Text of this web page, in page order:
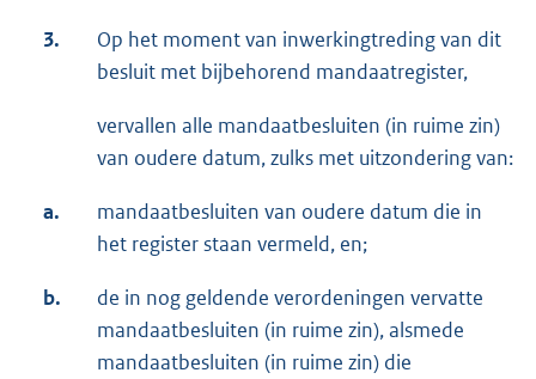
3.
Op het moment van inwerkingtreding van dit
besluit met bijbehorend mandaatregister,
vervallen alle mandaatbesluiten (in ruime zin)
van oudere datum, zulks met uitzondering van:
a.
mandaatbesluiten van oudere datum die in
het register staan vermeld, en;
b.
de in nog geldende verordeningen vervatte
mandaatbesluiten (in ruime zin), alsmede
mandaatbesluiten (in ruime zin) die